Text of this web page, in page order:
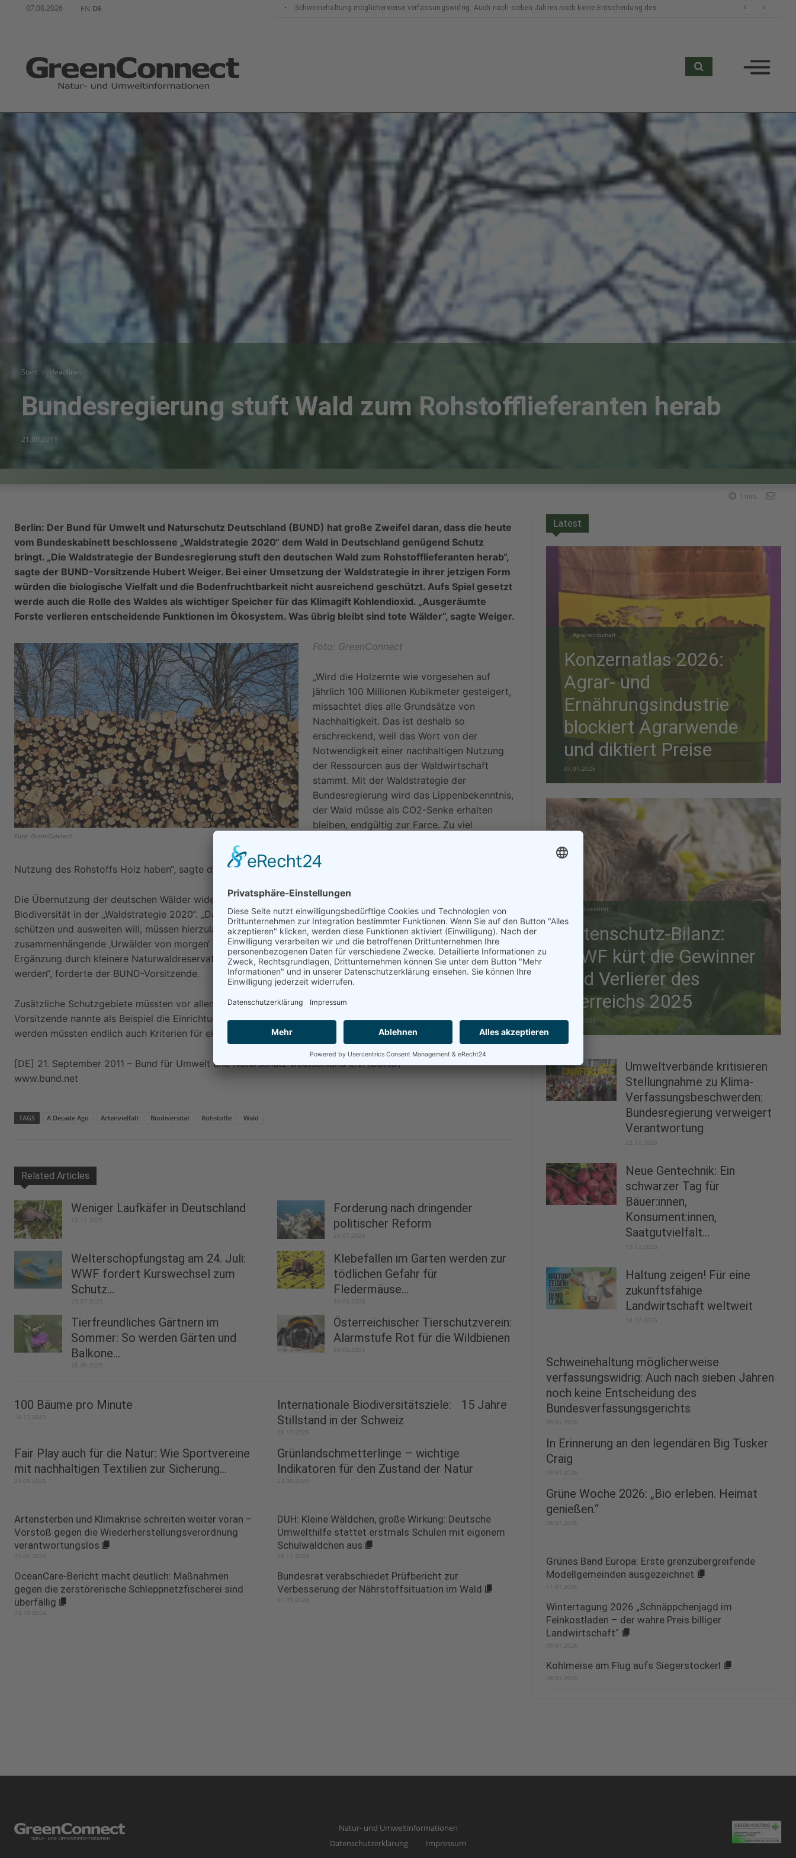
07.08.2026 EN DE
Schweinehaltung möglicherweise verfassungswidrig: Auch nach sieben Jahren noch keine Entscheidung des
In Erinnerung an den legendären Big Tusker Craig
Start Headlines
Bundesregierung stuft Wald zum Rohstofflieferanten herab
21.09.2011
1 min.
Berlin: Der Bund für Umwelt und Naturschutz Deutschland (BUND) hat große Zweifel daran, dass die heute
vom Bundeskabinett beschlossene „Waldstrategie 2020“ dem Wald in Deutschland genügend Schutz
bringt. „Die Waldstrategie der Bundesregierung stuft den deutschen Wald zum Rohstofflieferanten herab“,
sagte der BUND-Vorsitzende Hubert Weiger. Bei einer Umsetzung der Waldstrategie in ihrer jetzigen Form
würden die biologische Vielfalt und die Bodenfruchtbarkeit nicht ausreichend geschützt. Aufs Spiel gesetzt
werde auch die Rolle des Waldes als wichtiger Speicher für das Klimagift Kohlendioxid. „Ausgeräumte
Forste verlieren entscheidende Funktionen im Ökosystem. Was übrig bleibt sind tote Wälder“, sagte Weiger.
Foto: GreenConnect
Foto: GreenConnect
„Wird die Holzernte wie vorgesehen auf
jährlich 100 Millionen Kubikmeter gesteigert,
missachtet dies alle Grundsätze von
Nachhaltigkeit. Das ist deshalb so
erschreckend, weil das Wort von der
Notwendigkeit einer nachhaltigen Nutzung
der Ressourcen aus der Waldwirtschaft
stammt. Mit der Waldstrategie der
Bundesregierung wird das Lippenbekenntnis,
der Wald müsse als CO2-Senke erhalten
bleiben, endgültig zur Farce. Zu viel
Priorität muss deshalb die sparsame
Nutzung des Rohstoffs Holz haben“, sagte der BUND-Vorsitzende.
Die Übernutzung der deutschen Wälder widerspreche auch dem Ziel der Bundesregierung zum Schutz der
Biodiversität in der „Waldstrategie 2020“. „Da die Bundesregierung die biologische Vielfalt von Wäldern
schützen und ausweiten will, müssen hierzulande künftig mindestens fünf Prozent der Wälder als
zusammenhängende ‚Urwälder von morgen‘ dauerhaft ihrer natürlichen Entwicklung überlassen werden. Mit der
Ergänzung durch kleinere Naturwaldreservate müssen diese Refugien um weitere fünf Prozent erweitert
werden“, forderte der BUND-Vorsitzende.
Zusätzliche Schutzgebiete müssten vor allem in Buchen- und Laubwäldern geschaffen werden. Der BUND-
Vorsitzende nannte als Beispiel die Einrichtung eines Nationalparks im fränkischen Steigerwald. Aufgestellt
werden müssten endlich auch Kriterien für eine „gute fachliche Praxis“ bei der Waldbewirtschaftung.
[DE] 21. September 2011 – Bund für Umwelt und Naturschutz Deutschland e.V. (BUND)
www.bund.net
TAGS A Decade Ago Artenvielfalt Biodiversität Rohstoffe Wald
Related Articles
Weniger Laufkäfer in Deutschland
12.11.2025
Forderung nach dringender
politischer Reform
24.07.2025
Welterschöpfungstag am 24. Juli:
WWF fordert Kurswechsel zum
Schutz...
23.07.2025
Klebefallen im Garten werden zur
tödlichen Gefahr für
Fledermäuse...
30.06.2025
Tierfreundliches Gärtnern im
Sommer: So werden Gärten und
Balkone...
26.06.2025
Österreichischer Tierschutzverein:
Alarmstufe Rot für die Wildbienen
20.05.2025
100 Bäume pro Minute
18.11.2025
Internationale Biodiversitätsziele: 15 Jahre
Stillstand in der Schweiz
28.10.2025
Fair Play auch für die Natur: Wie Sportvereine
mit nachhaltigen Textilien zur Sicherung...
24.09.2025
Grünlandschmetterlinge – wichtige
Indikatoren für den Zustand der Natur
23.09.2025
Artensterben und Klimakrise schreiten weiter voran –
Vorstoß gegen die Wiederherstellungsverordnung
verantwortungslos
25.06.2025
DUH: Kleine Wäldchen, große Wirkung: Deutsche
Umwelthilfe stattet erstmals Schulen mit eigenem
Schulwäldchen aus
28.11.2024
OceanCare-Bericht macht deutlich: Maßnahmen
gegen die zerstörerische Schleppnetzfischerei sind
überfällig
23.10.2024
Bundesrat verabschiedet Prüfbericht zur
Verbesserung der Nährstoffsituation im Wald
01.05.2024
Latest
Agrarwirtschaft
Konzernatlas 2026:
Agrar- und
Ernährungsindustrie
blockiert Agrarwende
und diktiert Preise
07.01.2026
Biodiversität
Artenschutz-Bilanz:
WWF kürt die Gewinner
und Verlierer des
Tierreichs 2025
28.12.2025
Umweltverbände kritisieren
Stellungnahme zu Klima-
Verfassungsbeschwerden:
Bundesregierung verweigert
Verantwortung
22.12.2025
Neue Gentechnik: Ein
schwarzer Tag für
Bäuer:innen,
Konsument:innen,
Saatgutvielfalt...
19.12.2025
Haltung zeigen! Für eine
zukunftsfähige
Landwirtschaft weltweit
18.12.2025
Schweinehaltung möglicherweise
verfassungswidrig: Auch nach sieben Jahren
noch keine Entscheidung des
Bundesverfassungsgerichts
09.01.2026
In Erinnerung an den legendären Big Tusker
Craig
09.01.2026
Grüne Woche 2026: „Bio erleben. Heimat
genießen.“
08.01.2026
Grünes Band Europa: Erste grenzübergreifende
Modellgemeinden ausgezeichnet
11.01.2026
Wintertagung 2026 „Schnäppchenjagd im
Feinkostladen – der wahre Preis billiger
Landwirtschaft“
09.01.2026
Kohlmeise am Flug aufs Siegerstockerl
08.01.2026
Natur- und Umweltinformationen
Datenschutzerklärung
Impressum